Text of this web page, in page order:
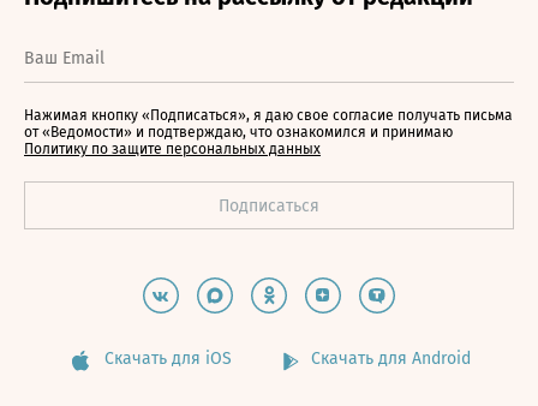
Нажимая кнопку «Подписаться», я даю свое согласие получать письма
от «Ведомости» и подтверждаю, что ознакомился и принимаю
Политику по защите персональных данных
Скачать для iOS Скачать для Android